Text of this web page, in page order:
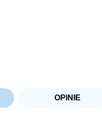
OPINIE